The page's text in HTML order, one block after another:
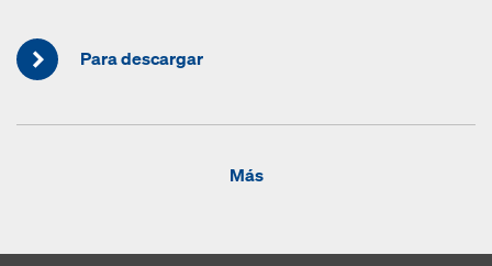
Para descargar
Más